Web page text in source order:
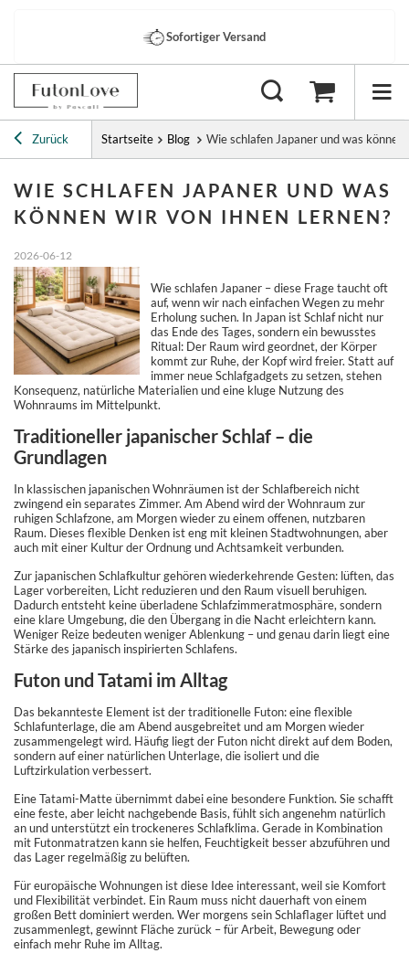
Sofortiger Versand
Zurück Startseite Blog Wie schlafen Japaner und was können
WIE SCHLAFEN JAPANER UND WAS
KÖNNEN WIR VON IHNEN LERNEN?
2026-06-12
Wie schlafen Japaner – diese Frage taucht oft
auf, wenn wir nach einfachen Wegen zu mehr
Erholung suchen. In Japan ist Schlaf nicht nur
das Ende des Tages, sondern ein bewusstes
Ritual: Der Raum wird geordnet, der Körper
kommt zur Ruhe, der Kopf wird freier. Statt auf
immer neue Schlafgadgets zu setzen, stehen
Konsequenz, natürliche Materialien und eine kluge Nutzung des
Wohnraums im Mittelpunkt.
Traditioneller japanischer Schlaf – die
Grundlagen
In klassischen japanischen Wohnräumen ist der Schlafbereich nicht
zwingend ein separates Zimmer. Am Abend wird der Wohnraum zur
ruhigen Schlafzone, am Morgen wieder zu einem offenen, nutzbaren
Raum. Dieses flexible Denken ist eng mit kleinen Stadtwohnungen, aber
auch mit einer Kultur der Ordnung und Achtsamkeit verbunden.
Zur japanischen Schlafkultur gehören wiederkehrende Gesten: lüften, das
Lager vorbereiten, Licht reduzieren und den Raum visuell beruhigen.
Dadurch entsteht keine überladene Schlafzimmeratmosphäre, sondern
eine klare Umgebung, die den Übergang in die Nacht erleichtern kann.
Weniger Reize bedeuten weniger Ablenkung – und genau darin liegt eine
Stärke des japanisch inspirierten Schlafens.
Futon und Tatami im Alltag
Das bekannteste Element ist der traditionelle Futon: eine flexible
Schlafunterlage, die am Abend ausgebreitet und am Morgen wieder
zusammengelegt wird. Häufig liegt der Futon nicht direkt auf dem Boden,
sondern auf einer natürlichen Unterlage, die isoliert und die
Luftzirkulation verbessert.
Eine Tatami-Matte übernimmt dabei eine besondere Funktion. Sie schafft
eine feste, aber leicht nachgebende Basis, fühlt sich angenehm natürlich
an und unterstützt ein trockeneres Schlafklima. Gerade in Kombination
mit Futonmatratzen kann sie helfen, Feuchtigkeit besser abzuführen und
das Lager regelmäßig zu belüften.
Für europäische Wohnungen ist diese Idee interessant, weil sie Komfort
und Flexibilität verbindet. Ein Raum muss nicht dauerhaft von einem
großen Bett dominiert werden. Wer morgens sein Schlaflager lüftet und
zusammenlegt, gewinnt Fläche zurück – für Arbeit, Bewegung oder
einfach mehr Ruhe im Alltag.